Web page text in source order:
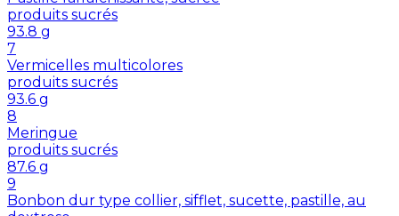
produits sucrés
93.8 g
7
Vermicelles multicolores
produits sucrés
93.6 g
8
Meringue
produits sucrés
87.6 g
9
Bonbon dur type collier, sifflet, sucette, pastille, au